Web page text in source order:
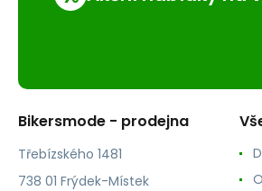
Bikersmode - prodejna
Třebízského 1481
738 01 Frýdek-Místek